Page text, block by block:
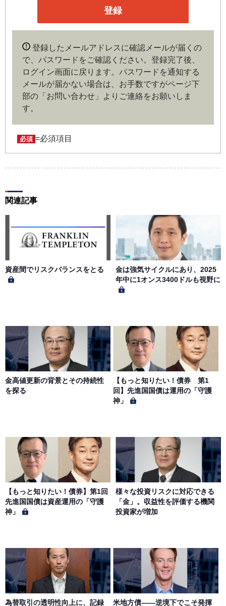
企業や官公庁、研究機関などの役職員、もしくは専門家の
いずれかに該当していることを条件とし、登録の申し込み
を行うには、当社が入会を承諾した時点で、本会員規約の
の内容がある場合や本規約に違反するおそれがある場合に
は、当社は会員登録を拒否もしくは抹消することができま
す。
第４条（ユーザー名とパスワードの管理）
ユーザー名およびパスワードの利用、管理は会員の自己責
任において行うものとします。会員は、ユーザー名および
パスワードの第三者への漏洩、利用許諾、貸与、譲渡、名
用によって生じた損害の責任は、会員が負うものとし、当
第５条（著作権）
本サイトに掲載された情報、写真、その他の著作物は、当
社もしくは著作物の著作者または著作権者に帰属するもの
とします。会員は、当社著作物について複製、転用、公衆
送信、譲渡、翻案および翻訳などの著作権、商標権などを
侵害する行為を行ってはならないものとします。
第６条（サービス内容の停止・変更）
サイトのサービス内容を変更する場合があります。
第７条（個人情報の取扱い）
当社は、会員の個人情報を別途オンライン上に掲示する
「プライバシーポリシー」に基づき、適切に取り扱うもの
登録したメールアドレスに確認メールが届くの
で、パスワードをご確認ください。登録完了後、
ログイン画面に戻ります。パスワードを通知する
メールが届かない場合は、お手数ですがページ下
部の「お問い合わせ」よりご連絡をお願いしま
す。
必須 =必須項目
関連記事
資産間でリスクバランスをとる
金は強気サイクルにあり、2025
年中に1オンス3400ドルも視野に
金高値更新の背景とその持続性
を探る
【もっと知りたい！債券 第1
回】先進国国債は運用の「守護
神」
【もっと知りたい！債券】第1回
先進国国債は資産運用の「守護
神」
様々な投資リスクに対応できる
「金」。収益性を評価する機関
投資家が増加
為替取引の透明性向上に、記録
米地方債——逆境下でこそ発揮